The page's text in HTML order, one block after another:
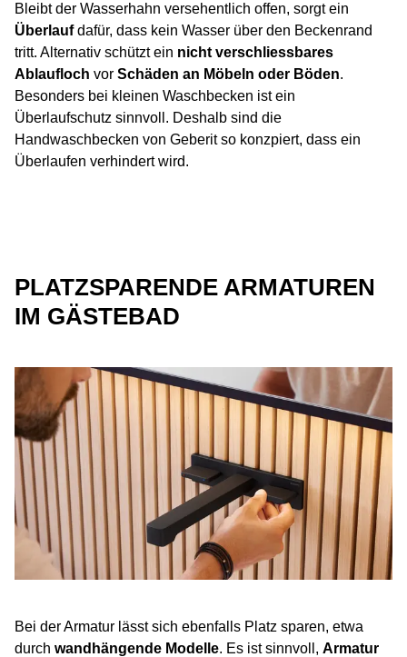
Bleibt der Wasserhahn versehentlich offen, sorgt ein
Überlaufdafür, dass kein Wasser über den Beckenrand
tritt. Alternativ schützt ein nicht verschliessbares
Ablaufloch vor Schäden an Möbeln oder Böden.
Besonders bei kleinen Waschbecken ist ein
Überlaufschutz sinnvoll. Deshalb sind die
Handwaschbecken von Geberit so konzpiert, dass ein
Überlaufen verhindert wird.
PLATZSPARENDE ARMATUREN
IM GÄSTEBAD
Bei der Armatur lässt sich ebenfalls Platz sparen, etwa
durch wandhängende Modelle. Es ist sinnvoll, Armatur